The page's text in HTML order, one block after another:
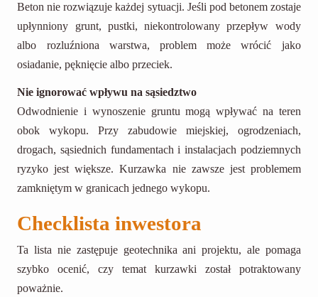
Beton nie rozwiązuje każdej sytuacji. Jeśli pod betonem zostaje
upłynniony grunt, pustki, niekontrolowany przepływ wody
albo rozluźniona warstwa, problem może wrócić jako
osiadanie, pęknięcie albo przeciek.
Nie ignorować wpływu na sąsiedztwo
Odwodnienie i wynoszenie gruntu mogą wpływać na teren
obok wykopu. Przy zabudowie miejskiej, ogrodzeniach,
drogach, sąsiednich fundamentach i instalacjach podziemnych
ryzyko jest większe. Kurzawka nie zawsze jest problemem
zamkniętym w granicach jednego wykopu.
Checklista inwestora
Ta lista nie zastępuje geotechnika ani projektu, ale pomaga
szybko ocenić, czy temat kurzawki został potraktowany
poważnie.